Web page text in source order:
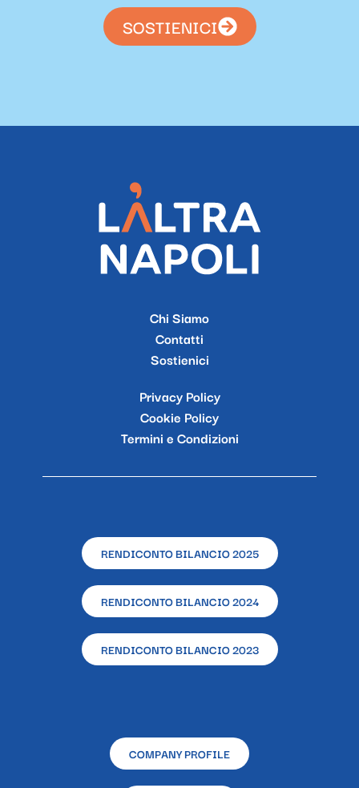
SOSTIENICI
Chi Siamo
Contatti
Sostienici
Privacy Policy
Cookie Policy
Termini e Condizioni
RENDICONTO BILANCIO 2025
RENDICONTO BILANCIO 2024
RENDICONTO BILANCIO 2023
COMPANY PROFILE